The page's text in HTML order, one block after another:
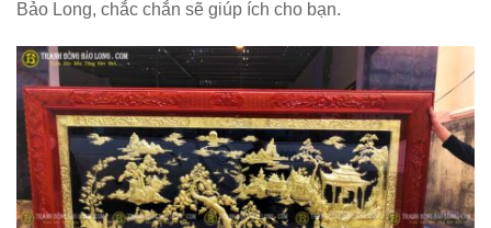
Bảo Long, chắc chắn sẽ giúp ích cho bạn.